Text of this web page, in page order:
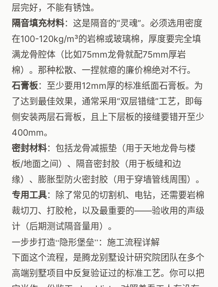
层完好，不能有锈蚀。
隔音填充材料：这是隔音的“灵魂”。必须选用密度
在100-120kg/m³的岩棉或玻璃棉，厚度要完全填
满龙骨腔体（比如75mm龙骨就配75mm厚岩
棉）。那种松散、一捏就瘪的廉价棉绝对不行。
石膏板：至少要用12mm厚的标准纸面石膏板。为
了达到最佳效果，通常采用“双层错缝”工艺，即每
侧安装两层石膏板，且上下层板的接缝要错开至少
400mm。
密封材料：包括龙骨减振垫（用于天地龙骨与楼
板/地面之间）、隔音密封胶（用于板缝和边
缘）、膨胀型防火密封胶（用于穿墙管线周围）。
专用工具：除了常见的切割机、电钻，还需要岩棉
裁切刀、打胶枪，以及最重要的——验收用的声级
计（后期测试隔音量用）。
一步步打造“隐形堡垒”：施工流程详解
下面这个流程，是腾龙别墅设计研究院团队在多个
高端别墅项目中反复验证过的标准工艺。你可以把